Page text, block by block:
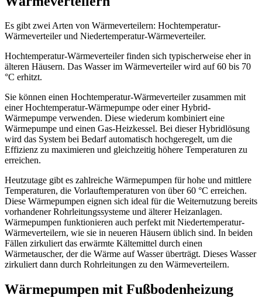
Es gibt zwei Arten von Wärmeverteilern: Hochtemperatur-
Wärmeverteiler und Niedertemperatur-Wärmeverteiler.
Hochtemperatur-Wärmeverteiler finden sich typischerweise eher in
älteren Häusern. Das Wasser im Wärmeverteiler wird auf 60 bis 70
°C erhitzt.
Sie können einen Hochtemperatur-Wärmeverteiler zusammen mit
einer Hochtemperatur-Wärmepumpe oder einer Hybrid-
Wärmepumpe verwenden. Diese wiederum kombiniert eine
Wärmepumpe und einen Gas-Heizkessel. Bei dieser Hybridlösung
wird das System bei Bedarf automatisch hochgeregelt, um die
Effizienz zu maximieren und gleichzeitig höhere Temperaturen zu
erreichen.
Heutzutage gibt es zahlreiche Wärmepumpen für hohe und mittlere
Temperaturen, die Vorlauftemperaturen von über 60 °C erreichen.
Diese Wärmepumpen eignen sich ideal für die Weiternutzung bereits
vorhandener Rohrleitungssysteme und älterer Heizanlagen.
Wärmepumpen funktionieren auch perfekt mit Niedertemperatur-
Wärmeverteilern, wie sie in neueren Häusern üblich sind. In beiden
Fällen zirkuliert das erwärmte Kältemittel durch einen
Wärmetauscher, der die Wärme auf Wasser überträgt. Dieses Wasser
zirkuliert dann durch Rohrleitungen zu den Wärmeverteilern.
Wärmepumpen mit Fußbodenheizung